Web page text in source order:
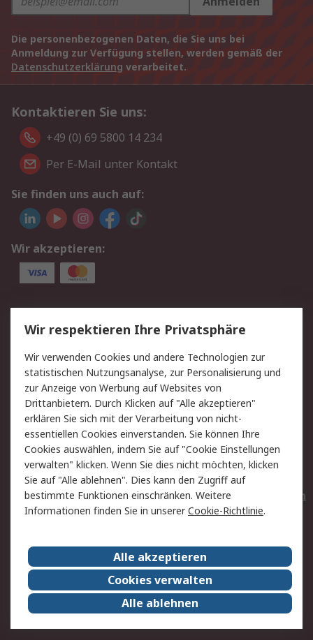
Die personenbezogenen Daten, die Sie uns bei
Anmeldung zur Verfügung stellen, werden gemäß der
Datenschutzerklärung verarbeitet.
Kontaktieren Sie uns:
+49 (0) 69 5800 14 234
Per E-Mail unter Kontakt
Sie finden uns auch auf:
Wir akzeptieren:
Service
Value Added Services
Lieferlösungen
Rücksendungen
Kontakt
Hilfe
Privatkunden
Rechtliches
AGB
Datenschutz
Cookie-Richtlinie
Zahlungsbedingungen
Copyright/Impressum
Entsorgung
Elektrogeräte/Batterien
RS weltweit
Karriere bei RS
Nachhaltigkeit
Qualität/Umwelt/ZertifikatePresse-Center
Event-Center
Wir respektieren Ihre Privatsphäre
Wir verwenden Cookies und andere Technologien zur
statistischen Nutzungsanalyse, zur Personalisierung und
zur Anzeige von Werbung auf Websites von
Drittanbietern. Durch Klicken auf "Alle akzeptieren"
erklären Sie sich mit der Verarbeitung von nicht-
essentiellen Cookies einverstanden. Sie können Ihre
Cookies auswählen, indem Sie auf "Cookie Einstellungen
verwalten" klicken. Wenn Sie dies nicht möchten, klicken
Sie auf "Alle ablehnen". Dies kann den Zugriff auf
bestimmte Funktionen einschränken. Weitere
Informationen finden Sie in unsererCookie-Richtlinie.
Alle akzeptieren
Cookies verwalten
Alle ablehnen